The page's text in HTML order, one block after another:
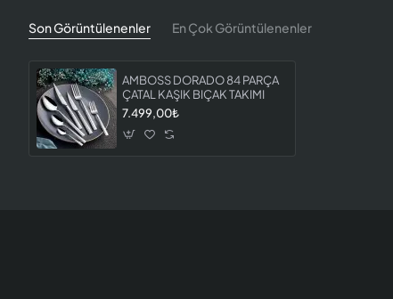
Son Görüntülenenler En Çok Görüntülenenler
AMBOSS DORADO 84 PARÇA
ÇATAL KAŞIK BIÇAK TAKIMI
7.499,00₺